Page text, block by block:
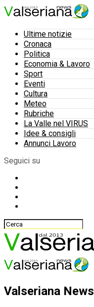
Ultime notizie
Cronaca
Politica
Economia & Lavoro
Sport
Eventi
Cultura
Meteo
Rubriche
La Valle nel VIRUS
Idee & consigli
Annunci Lavoro
Seguici su
Valseriana News